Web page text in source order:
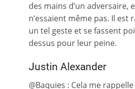
des mains d’un adversaire,
n’essaient même pas. Il est
un tel geste et se fassent
dessus pour leur peine.
Justin Alexander
@Baquies : Cela me